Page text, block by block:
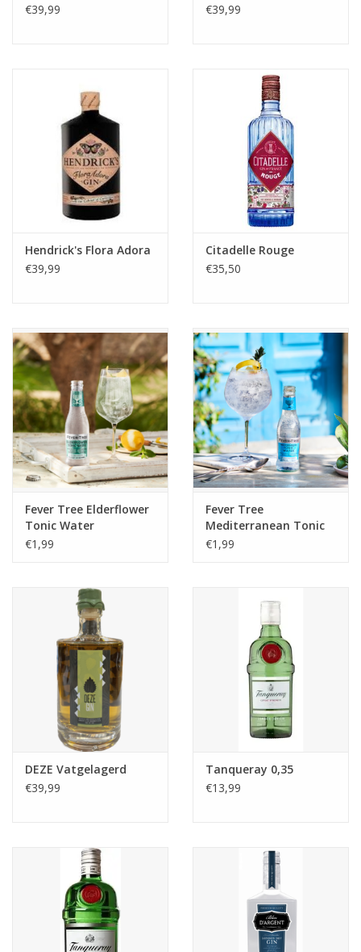
€39,99
€39,99
Hendrick's Flora Adora
€39,99
Citadelle Rouge
€35,50
Fever Tree Elderflower
Tonic Water
(turquoise) 0.2
€1,99
Fever Tree
Mediterranean Tonic
Water (blauw) 0.2
€1,99
DEZE Vatgelagerd
€39,99
Tanqueray 0,35
€13,99